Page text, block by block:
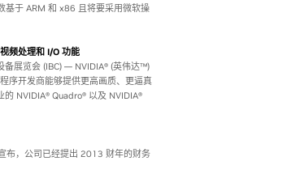
基于 ARM 和 x86 且将要采用微软操
频处理和 I/O 功能
展览会 (IBC) — NVIDIA® (英伟达™)
序开发商能够提供更高画质、更逼真
NVIDIA® Quadro® 以及 NVIDIA®
，公司已经提出 2013 财年的财务